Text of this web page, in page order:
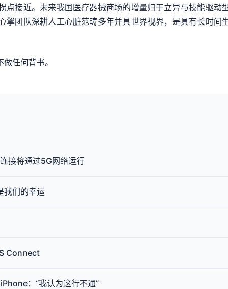
点接近。未来我国医疗器械商场的增量归于立异与技能驱动
擎团队深耕人工心脏范畴多年并具世界视界，是具有长时间
任何背书。
接将通过5G网络运行
我们的幸运
Connect
：“我认为这行不通”